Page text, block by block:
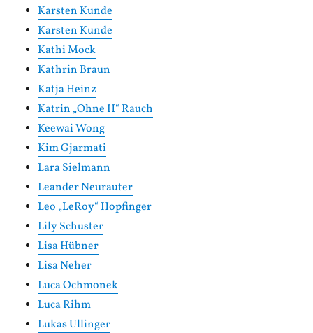
Karsten Kunde
Karsten Kunde
Kathi Mock
Kathrin Braun
Katja Heinz
Katrin „Ohne H“ Rauch
Keewai Wong
Kim Gjarmati
Lara Sielmann
Leander Neurauter
Leo „LeRoy“ Hopfinger
Lily Schuster
Lisa Hübner
Lisa Neher
Luca Ochmonek
Luca Rihm
Lukas Ullinger